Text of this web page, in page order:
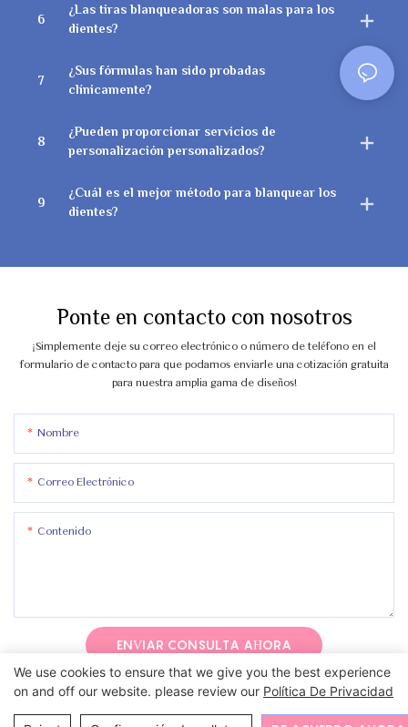
6
¿Las tiras blanqueadoras son malas para los
dientes?
7
¿Sus fórmulas han sido probadas
clínicamente?
8
¿Pueden proporcionar servicios de
personalización personalizados?
9
¿Cuál es el mejor método para blanquear los
dientes?
Ponte en contacto con nosotros
¡Simplemente deje su correo electrónico o número de teléfono en el
formulario de contacto para que podamos enviarle una cotización gratuita
para nuestra amplia gama de diseños!
Nombre
Correo Electrónico
Contenido
ENVIAR CONSULTA AHORA
We use cookies to ensure that we give you the best experience
on and off our website. please review our Política De Privacidad